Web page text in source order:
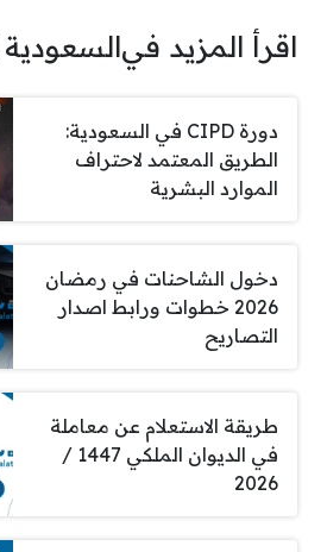
اقرأ المزيد فيالسعودية
دورة CIPD في السعودية:
الطريق المعتمد لاحتراف
الموارد البشرية
دخول الشاحنات في رمضان
2026 خطوات ورابط اصدار
التصاريح
طريقة الاستعلام عن معاملة
في الديوان الملكي 1447 /
2026